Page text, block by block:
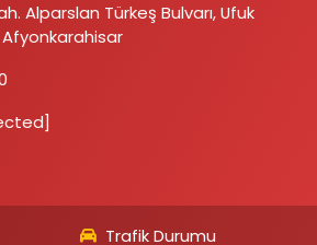
Alparslan Türkeş Bulvarı, Ufuk
Trafik Durumu